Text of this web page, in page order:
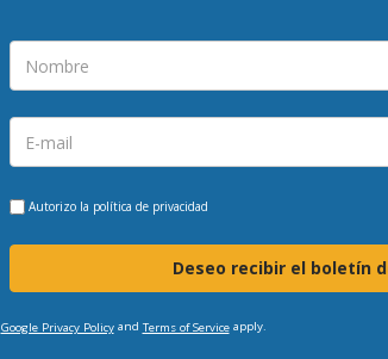
Autorizo la política de privacidad
Deseo recibir el boletín
Google Privacy Policyand Terms of Serviceapply.